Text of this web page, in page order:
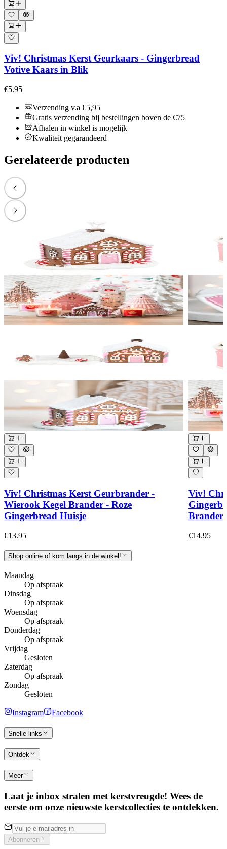
Viv! Christmas Kerst Geurkaars - Gingerbread
Votive Kaars in Blik
€5.95
Verzending v.a €5,95
Gratis verzending bij bestellingen boven de €75
Afhalen in winkel is mogelijk
Kwaliteit gegarandeerd
Gerelateerde producten
Viv! Christmas Kerst Geurbrander -
Wierook Kegel Brander - Roze
Gingerbread Huisje
€13.95
Viv!
Brander
€14.95
Shop online of kom langs in de winkel!
Maandag
Op afspraak
Dinsdag
Op afspraak
Woensdag
Op afspraak
Donderdag
Op afspraak
Vrijdag
Gesloten
Zaterdag
Op afspraak
Zondag
Gesloten
Instagram Facebook
Snelle links
Ontdek
Meer
Laat je inbox stralen met kerstvreugde! Wees de
eerste om onze nieuwste kerstcollecties te ontdekken.
Abonneren